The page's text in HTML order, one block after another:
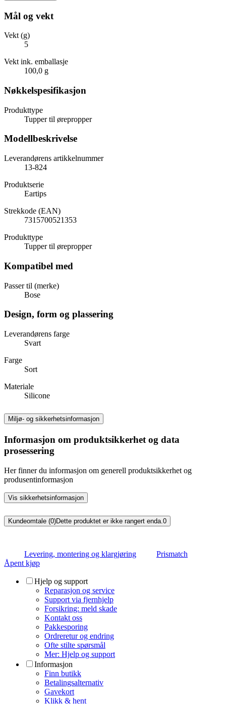
Mål og vekt
Vekt (g)
5
Vekt ink. emballasje
100,0 g
Nøkkelspesifikasjon
Produkttype
Tupper til ørepropper
Modellbeskrivelse
Leverandørens artikkelnummer
13-824
Produktserie
Eartips
Strekkode (EAN)
7315700521353
Produkttype
Tupper til ørepropper
Kompatibel med
Passer til (merke)
Bose
Design, form og plassering
Leverandørens farge
Svart
Farge
Sort
Materiale
Silicone
Miljø- og sikkerhetsinformasjon
Informasjon om produktsikkerhet og data
prosessering
Her finner du informasjon om generell produktsikkerhet og
produsentinformasjon
Vis sikkerhetsinformasjon
Kundeomtale (0)Dette produktet er ikke rangert enda.0
Levering, montering og klargjøring
Prismatch
Åpent kjøp
Hjelp og support
Reparasjon og service
Support via fjernhjelp
Forsikring: meld skade
Kontakt oss
Pakkesporing
Ordreretur og endring
Ofte stilte spørsmål
Mer: Hjelp og support
Informasjon
Finn butikk
Betalingsalternativ
Gavekort
Klikk & hent